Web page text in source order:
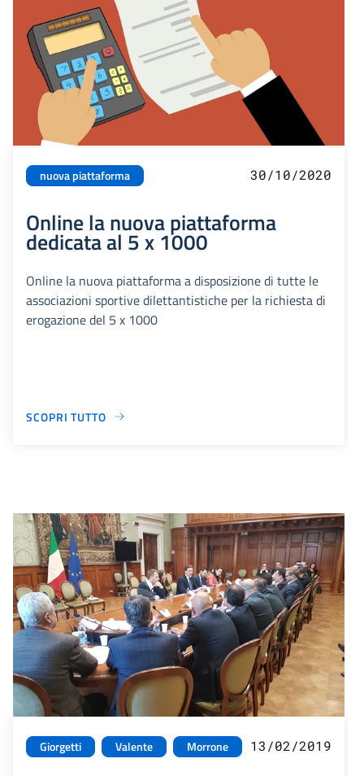
nuova piattaforma 30/10/2020
Online la nuova piattaforma
dedicata al 5 x 1000
Online la nuova piattaforma a disposizione di tutte le
associazioni sportive dilettantistiche per la richiesta di
erogazione del 5 x 1000
SCOPRI TUTTO
Giorgetti Valente Morrone 13/02/2019